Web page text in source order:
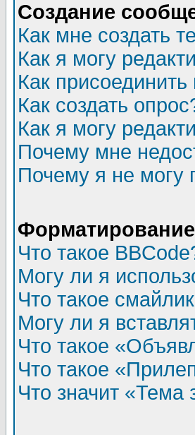
Создание
Как мне создать
Как я могу
Как
Как создать
Как я могу
Почему мне
Почему я не могу
Что такое
Могу ли я
Что такое
Могу ли я
Что такое
Что такое
Что значит «Тема